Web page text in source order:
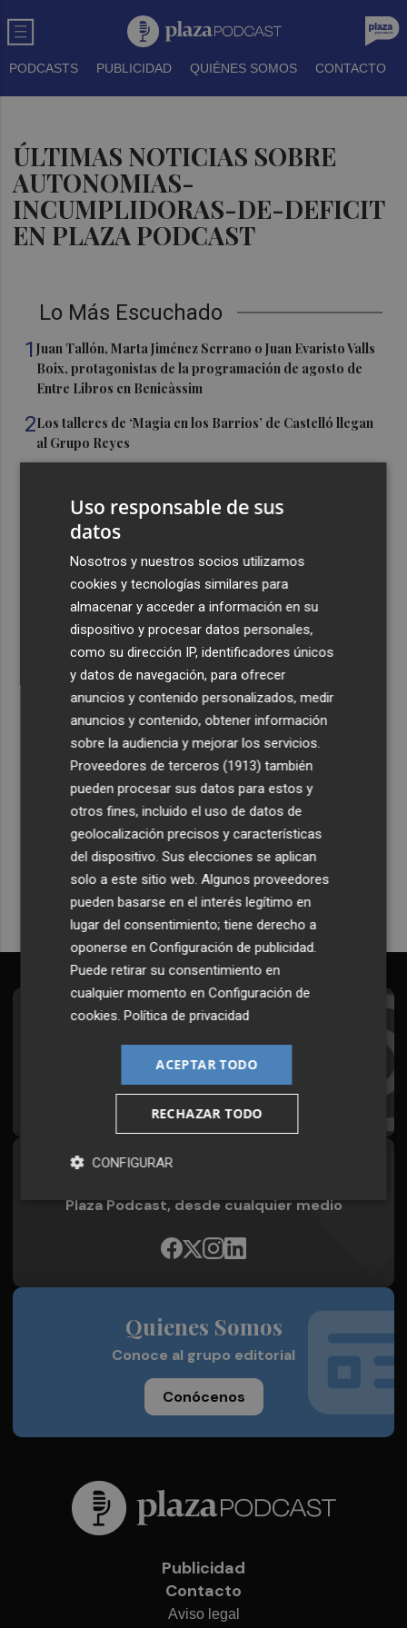
PODCASTS PUBLICIDAD QUIÉNES SOMOS CONTACTO
ÚLTIMAS NOTICIAS SOBRE
AUTONOMIAS-
INCUMPLIDORAS-DE-DEFICIT
EN PLAZA PODCAST
Lo Más Escuchado
1Juan Tallón, Marta Jiménez Serrano o Juan Evaristo Valls
Boix, protagonistas de la programación de agosto de
Entre Libros en Benicàssim
2Los talleres de ‘Magia en los Barrios’ de Castelló llegan
al Grupo Reyes
vegetación perdió el 51% de humedad en los meses
previos
La Generalitat destina 132 millones a 24 nuevas
infraestructuras sociosanitarias de mayores y personas
con discapacidad
La movilidad el 12 de agosto podría duplicarse por el
eclipse con hasta 1,5 millones de desplazamientos
adicionales
Recibe toda la actualidad de
Plaza Podcast en tu correo
Quiero suscribirme
Suscríbete al Boletín
¡Quiero suscribirme!
Síguenos en redes
Plaza Podcast, desde cualquier medio
Quienes Somos
Conoce al grupo editorial
Conócenos
Publicidad
Contacto
Aviso legal
Uso responsable de sus
datos
Nosotros y nuestros socios utilizamos
cookies y tecnologías similares para
almacenar y acceder a información en su
dispositivo y procesar datos personales,
como su dirección IP, identificadores únicos
y datos de navegación, para ofrecer
anuncios y contenido personalizados, medir
anuncios y contenido, obtener información
sobre la audiencia y mejorar los servicios.
Proveedores de terceros (1913) también
pueden procesar sus datos para estos y
otros fines, incluido el uso de datos de
geolocalización precisos y características
del dispositivo. Sus elecciones se aplican
solo a este sitio web. Algunos proveedores
pueden basarse en el interés legítimo en
lugar del consentimiento; tiene derecho a
oponerse enConfiguración de publicidad
Puede retirar su consentimiento en
cualquier momento enConfiguración de
cookies .Política de privacidad
ACEPTAR TODO
RECHAZAR TODO
CONFIGURAR